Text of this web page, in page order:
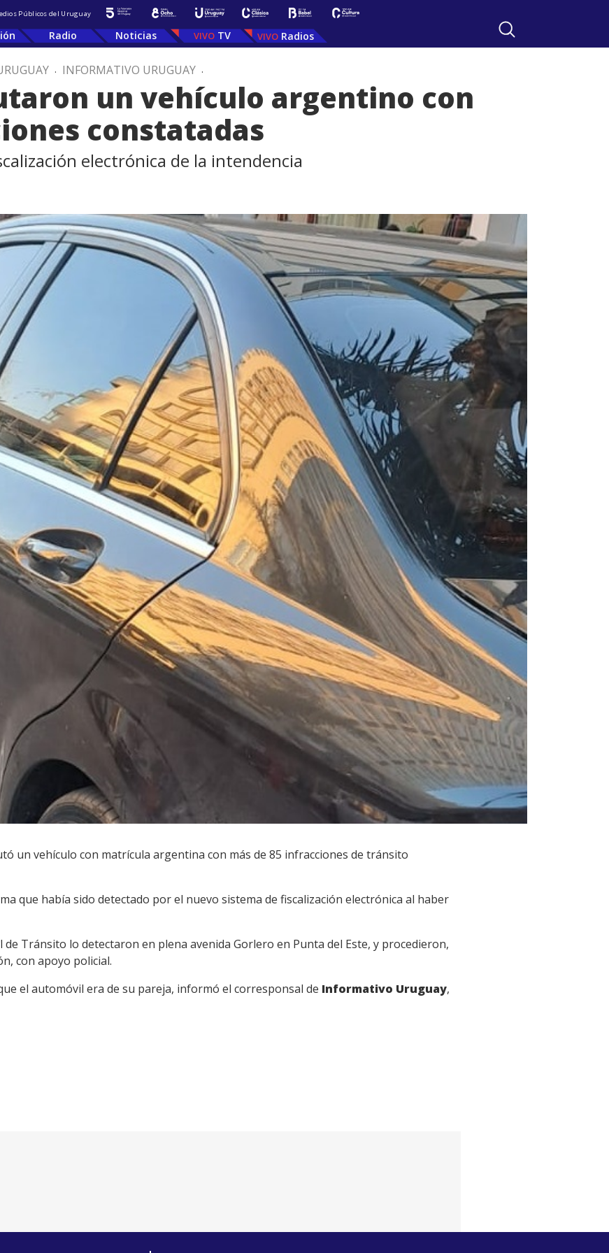
Públicos del Uruguay
Radio Noticias TV Radios
. INFORMATIVO URUGUAY .
un vehículo argentino con
constatadas
electrónica de la intendencia
un vehículo con matrícula argentina con más de 85 infracciones de tránsito
que había sido detectado por el nuevo sistema de fiscalización electrónica al haber
de Tránsito lo detectaron en plena avenida Gorlero en Punta del Este, y procedieron,
con apoyo policial.
el automóvil era de su pareja, informó el corresponsal de Informativo Uruguay,